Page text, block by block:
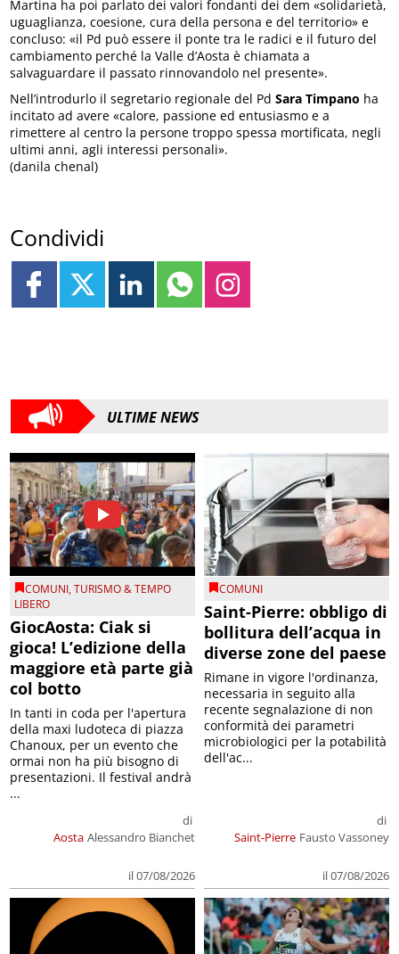
Martina ha poi parlato dei valori fondanti dei dem «solidarietà,
uguaglianza, coesione, cura della persona e del territorio» e
concluso: «il Pd può essere il ponte tra le radici e il futuro del
cambiamento perché la Valle d’Aosta è chiamata a
salvaguardare il passato rinnovandolo nel presente».
Nell’introdurlo il segretario regionale del PdSara Timpano ha
incitato ad avere «calore, passione ed entusiasmo e a
rimettere al centro la persone troppo spessa mortificata, negli
ultimi anni, agli interessi personali».
(danila chenal)
Condividi
ULTIME NEWS
COMUNI,TURISMO & TEMPO
LIBERO
GiocAosta: Ciak si
gioca! L’edizione della
maggiore età parte già
col botto
Aosta
di
Alessandro Bianchet
il 07/08/2026
In tanti in coda per l'apertura
della maxi ludoteca di piazza
Chanoux, per un evento che
ormai non ha più bisogno di
presentazioni. Il festival andrà
...
COMUNI
Saint-Pierre: obbligo di
bollitura dell’acqua in
diverse zone del paese
Saint-Pierre
di
Fausto Vassoney
il 07/08/2026
Rimane in vigore l'ordinanza,
necessaria in seguito alla
recente segnalazione di non
conformità dei parametri
microbiologici per la potabilità
dell'ac...